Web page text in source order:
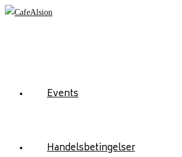
Skip
Events
Handelsbetingelser